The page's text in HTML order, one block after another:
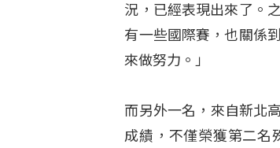
況，已經表現出來了。
有一些國際賽，也關係
來做努力。」
而另外一名，來自新北
成績，不僅榮獲第二名